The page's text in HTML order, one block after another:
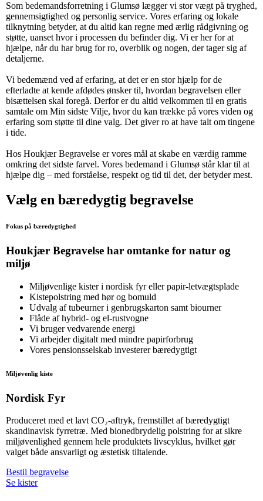
Som bedemandsforretning i Glumsø lægger vi stor vægt på tryghed,
gennemsigtighed og personlig service. Vores erfaring og lokale
tilknytning betyder, at du altid kan regne med ærlig rådgivning og
støtte, uanset hvor i processen du befinder dig. Vi er her for at
hjælpe, når du har brug for ro, overblik og nogen, der tager sig af
detaljerne.
Vi bedemænd ved af erfaring, at det er en stor hjælp for de
efterladte at kende afdødes ønsker til, hvordan begravelsen eller
bisættelsen skal foregå. Derfor er du altid velkommen til en gratis
samtale om Min sidste Vilje, hvor du kan trække på vores viden og
erfaring som støtte til dine valg. Det giver ro at have talt om tingene
i tide.
Hos Houkjær Begravelse er vores mål at skabe en værdig ramme
omkring det sidste farvel. Vores bedemand i Glumsø står klar til at
hjælpe dig – med forståelse, respekt og tid til det, der betyder mest.
Vælg en bæredygtig begravelse
Fokus på bæredygtighed
Houkjær Begravelse har omtanke for natur og
miljø
Miljøvenlige kister i nordisk fyr eller papir-letvægtsplade
Kistepolstring med hør og bomuld
Udvalg af tubeurner i genbrugskarton samt biourner
Flåde af hybrid- og el-rustvogne
Vi bruger vedvarende energi
Vi arbejder digitalt med mindre papirforbrug
Vores pensionsselskab investerer bæredygtigt
Miljøvenlig kiste
Nordisk Fyr
Produceret med et lavt CO₂-aftryk, fremstillet af bæredygtigt
skandinavisk fyrretræ. Med bionedbrydelig polstring for at sikre
miljøvenlighed gennem hele produktets livscyklus, hvilket gør
valget både ansvarligt og æstetisk tiltalende.
Bestil begravelse
Se kister